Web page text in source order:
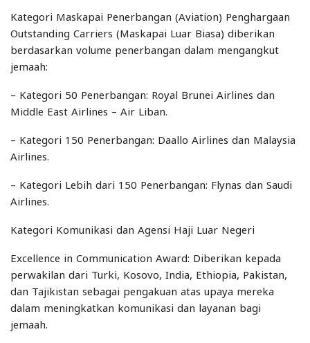
Kategori Maskapai Penerbangan (Aviation) Penghargaan
Outstanding Carriers (Maskapai Luar Biasa) diberikan
berdasarkan volume penerbangan dalam mengangkut
jemaah:
– Kategori 50 Penerbangan: Royal Brunei Airlines dan
Middle East Airlines – Air Liban.
– Kategori 150 Penerbangan: Daallo Airlines dan Malaysia
Airlines.
– Kategori Lebih dari 150 Penerbangan: Flynas dan Saudi
Airlines.
Kategori Komunikasi dan Agensi Haji Luar Negeri
Excellence in Communication Award: Diberikan kepada
perwakilan dari Turki, Kosovo, India, Ethiopia, Pakistan,
dan Tajikistan sebagai pengakuan atas upaya mereka
dalam meningkatkan komunikasi dan layanan bagi
jemaah.